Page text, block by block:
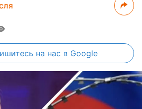
на нас в Google